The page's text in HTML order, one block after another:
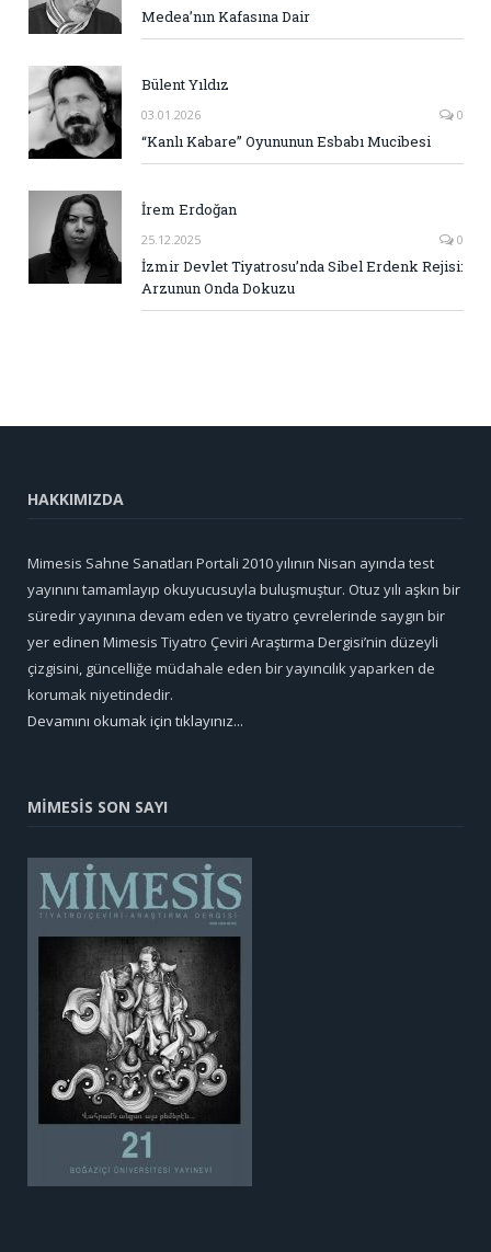
Medea’nın Kafasına Dair
Bülent Yıldız
03.01.2026 0
“Kanlı Kabare” Oyununun Esbabı Mucibesi
İrem Erdoğan
25.12.2025 0
İzmir Devlet Tiyatrosu’nda Sibel Erdenk Rejisi:
Arzunun Onda Dokuzu
HAKKIMIZDA
Mimesis Sahne Sanatları Portali 2010 yılının Nisan ayında test
yayınını tamamlayıp okuyucusuyla buluşmuştur. Otuz yılı aşkın bir
süredir yayınına devam eden ve tiyatro çevrelerinde saygın bir
yer edinen Mimesis Tiyatro Çeviri Araştırma Dergisi’nin düzeyli
çizgisini, güncelliğe müdahale eden bir yayıncılık yaparken de
korumak niyetindedir.
Devamını okumak için tıklayınız...
MİMESİS SON SAYI